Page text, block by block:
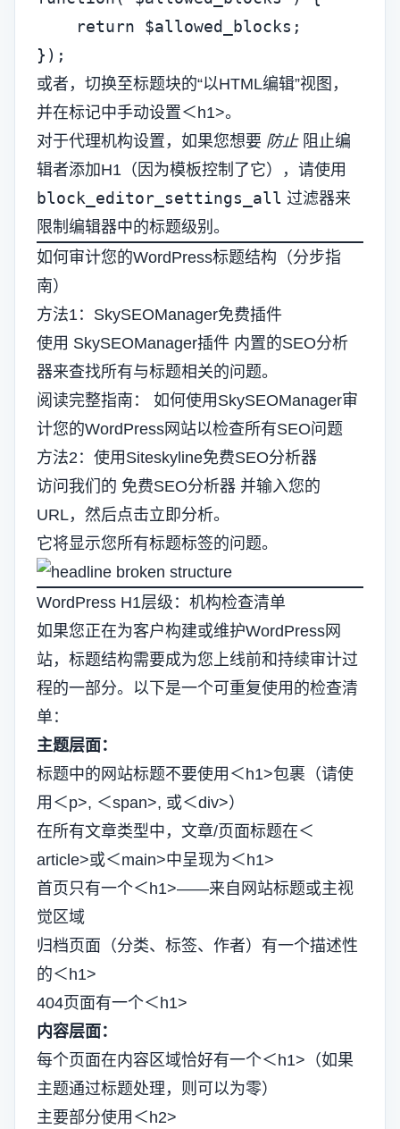
});
或者，切换至标题块的“以HTML编辑”视图，
并在标记中手动设置＜h1>。
对于代理机构设置，如果您想要 防止阻止编
辑者添加H1（因为模板控制了它），请使用
block_editor_settings_all 过滤器来
限制编辑器中的标题级别。
如何审计您的WordPress标题结构（分步指
南）
方法1：SkySEOManager免费插件
使用 SkySEOManager插件 内置的SEO分析
器来查找所有与标题相关的问题。
阅读完整指南： 如何使用SkySEOManager审
计您的WordPress网站以检查所有SEO问题
方法2：使用Siteskyline免费SEO分析器
访问我们的 免费SEO分析器 并输入您的
URL，然后点击立即分析。
它将显示您所有标题标签的问题。
WordPress H1层级：机构检查清单
如果您正在为客户构建或维护WordPress网
站，标题结构需要成为您上线前和持续审计过
程的一部分。以下是一个可重复使用的检查清
单：
主题层面：
标题中的网站标题不要使用＜h1>包裹（请使
用＜p>, ＜span>, 或＜div>）
在所有文章类型中，文章/页面标题在＜
article>或＜main>中呈现为＜h1>
首页只有一个＜h1>——来自网站标题或主视
觉区域
归档页面（分类、标签、作者）有一个描述性
的＜h1>
404页面有一个＜h1>
内容层面：
每个页面在内容区域恰好有一个＜h1>（如果
主题通过标题处理，则可以为零）
主要部分使用＜h2>